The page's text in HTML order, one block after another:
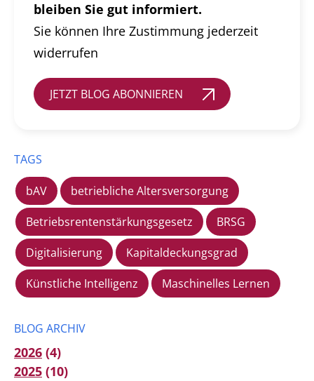
bleiben Sie gut informiert.
Sie können Ihre Zustimmung jederzeit
widerrufen
JETZT BLOG ABONNIEREN
TAGS
bAV
betriebliche Altersversorgung
Betriebsrentenstärkungsgesetz
BRSG
Digitalisierung
Kapitaldeckungsgrad
Künstliche Intelligenz
Maschinelles Lernen
BLOG ARCHIV
2026 (4)
2025 (10)